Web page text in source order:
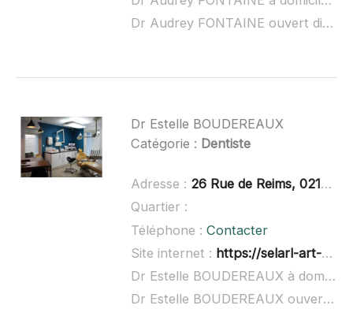
Dr Audrey FONTAINE ouvert dimanche :
Dr Estelle BOUDEREAUX
Catégorie : Dentiste
Adresse : 26 Rue de Reims, 02150 Sissonne
Quartier :
Téléphone : Contacter
Site internet : https://selarl-art-dentaire.chirurgiens-dentistes.fr/
Dr Estelle BOUDEREAUX à domicile :
Dr Estelle BOUDEREAUX ouvert dimanche :